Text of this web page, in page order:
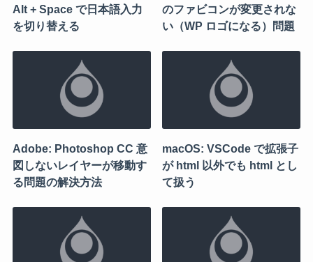
Alt + Space で日本語入力
を切り替える
のファビコンが変更されな
い（WP ロゴになる）問題
Adobe: Photoshop CC 意
図しないレイヤーが移動す
る問題の解決方法
macOS: VSCode で拡張子
が html 以外でも html とし
て扱う